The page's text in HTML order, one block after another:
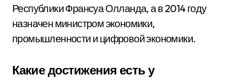
Республики Франсуа Олланда, а в 2014 году
назначен министром экономики,
промышленности и цифровой экономики.
Какие достижения есть у